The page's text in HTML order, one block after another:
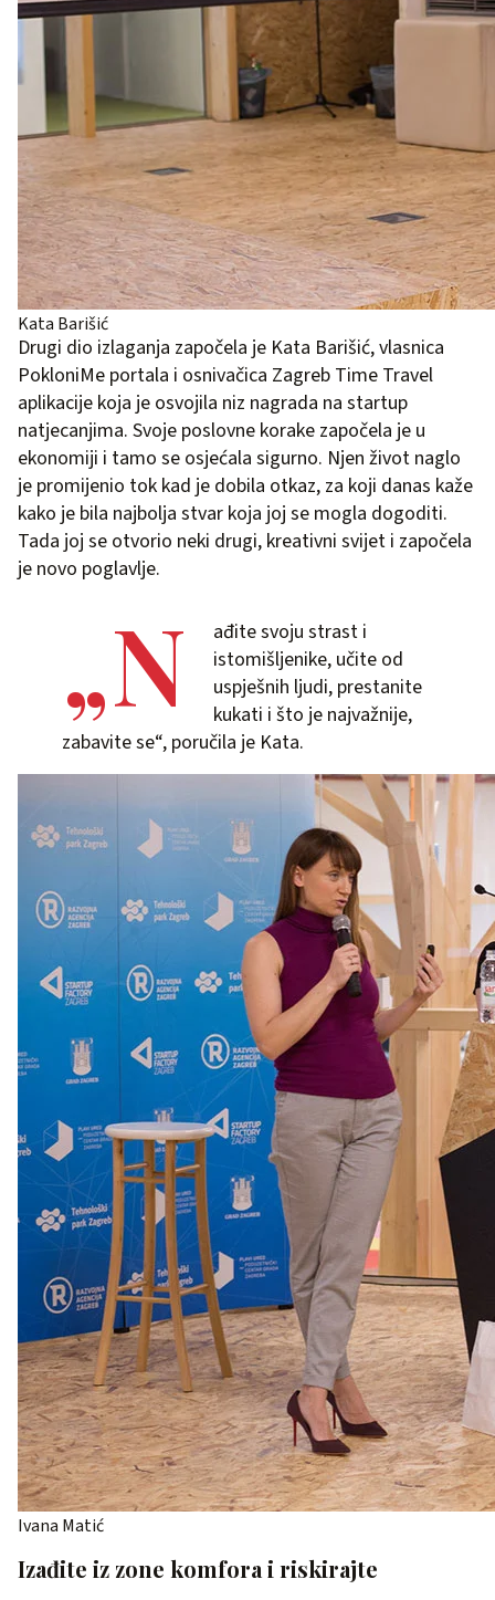
Kata Barišić
Drugi dio izlaganja započela je Kata Barišić, vlasnica
PokloniMe portala i osnivačica Zagreb Time Travel
aplikacije koja je osvojila niz nagrada na startup
natjecanjima. Svoje poslovne korake započela je u
ekonomiji i tamo se osjećala sigurno. Njen život naglo
je promijenio tok kad je dobila otkaz, za koji danas kaže
kako je bila najbolja stvar koja joj se mogla dogoditi.
Tada joj se otvorio neki drugi, kreativni svijet i započela
je novo poglavlje.
„N
ađite svoju strast i
istomišljenike, učite od
uspješnih ljudi, prestanite
kukati i što je najvažnije,
zabavite se“, poručila je Kata.
Ivana Matić
Izađite iz zone komfora i riskirajte